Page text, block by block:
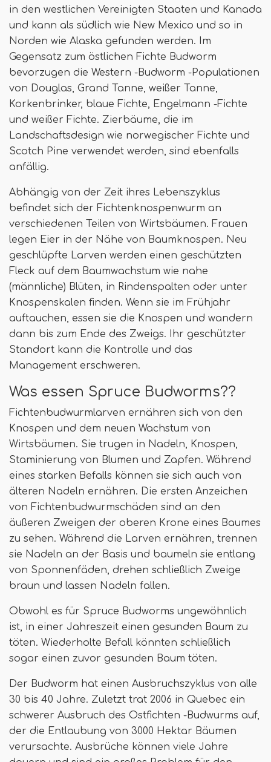
in den westlichen Vereinigten Staaten und Kanada
und kann als südlich wie New Mexico und so in
Norden wie Alaska gefunden werden. Im
Gegensatz zum östlichen Fichte Budworm
bevorzugen die Western -Budworm -Populationen
von Douglas, Grand Tanne, weißer Tanne,
Korkenbrinker, blaue Fichte, Engelmann -Fichte
und weißer Fichte. Zierbäume, die im
Landschaftsdesign wie norwegischer Fichte und
Scotch Pine verwendet werden, sind ebenfalls
anfällig.
Abhängig von der Zeit ihres Lebenszyklus
befindet sich der Fichtenknospenwurm an
verschiedenen Teilen von Wirtsbäumen. Frauen
legen Eier in der Nähe von Baumknospen. Neu
geschlüpfte Larven werden einen geschützten
Fleck auf dem Baumwachstum wie nahe
(männliche) Blüten, in Rindenspalten oder unter
Knospenskalen finden. Wenn sie im Frühjahr
auftauchen, essen sie die Knospen und wandern
dann bis zum Ende des Zweigs. Ihr geschützter
Standort kann die Kontrolle und das
Management erschweren.
Was essen Spruce Budworms??
Fichtenbudwurmlarven ernähren sich von den
Knospen und dem neuen Wachstum von
Wirtsbäumen. Sie trugen in Nadeln, Knospen,
Staminierung von Blumen und Zapfen. Während
eines starken Befalls können sie sich auch von
älteren Nadeln ernähren. Die ersten Anzeichen
von Fichtenbudwurmschäden sind an den
äußeren Zweigen der oberen Krone eines Baumes
zu sehen. Während die Larven ernähren, trennen
sie Nadeln an der Basis und baumeln sie entlang
von Sponnenfäden, drehen schließlich Zweige
braun und lassen Nadeln fallen.
Obwohl es für Spruce Budworms ungewöhnlich
ist, in einer Jahreszeit einen gesunden Baum zu
töten. Wiederholte Befall könnten schließlich
sogar einen zuvor gesunden Baum töten.
Der Budworm hat einen Ausbruchszyklus von alle
30 bis 40 Jahre. Zuletzt trat 2006 in Quebec ein
schwerer Ausbruch des Ostfichten -Budwurms auf,
der die Entlaubung von 3000 Hektar Bäumen
verursachte. Ausbrüche können viele Jahre